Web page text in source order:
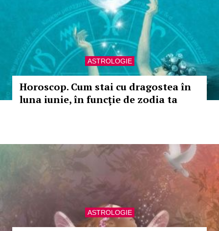
ASTROLOGIE
Horoscop. Cum stai cu dragostea în
luna iunie, în funcţie de zodia ta
ASTROLOGIE